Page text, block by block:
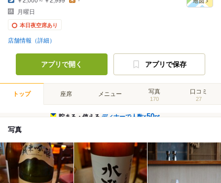
月曜日
本日夜空席あり
店舗情報（詳細）
アプリで開く アプリで保存
トップ 座席 メニュー 写真
170
口コミ
27
貯まる・使えるディナーで人数×50pt
写真